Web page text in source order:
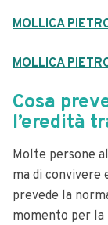
MOLLICA
MOLLICA
Cosa
l’eredità
Molte persone
ma di convivere
prevede la
momento per la